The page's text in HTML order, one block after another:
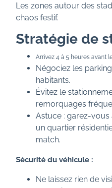
Les zones autour des
chaos festif.
Stratégie de
Arrivez 4 à 5 heures avant
Négociez les
habitants.
Évitez le
remorquages
Astuce : garez-vous
un quartier
match.
Sécurité du véhicule :
Ne laissez rien de